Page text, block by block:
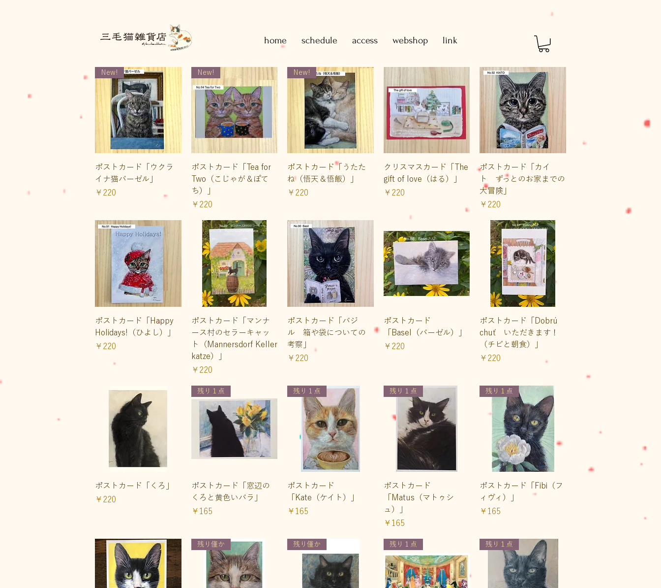
home schedule access webshop link
クイックビュー
New!
ポストカード「ウクラ
イナ猫バーゼル」
価格
￥220
クイックビュー
New!
ポストカード「Tea for
Two（こじゃが＆ぽて
ち）」
価格
￥220
クイックビュー
New!
ポストカード「うたた
ね（悟天＆悟飯）」
価格
￥220
クイックビュー
クリスマスカード「The
gift of love（はる）」
価格
￥220
クイックビュー
ポストカード「カイ
ト ずっとのお家までの
大冒険」
価格
￥220
クイックビュー
ポストカード「Happy
Holidays!（ひよし）」
価格
￥220
クイックビュー
ポストカード「マンナ
ース村のセラーキャッ
ト（Mannersdorf Keller
katze）」
価格
￥220
クイックビュー
ポストカード「バジ
ル 箱や袋についての
考察」
価格
￥220
クイックビュー
ポストカード
「Basel（バーゼル）」
価格
￥220
クイックビュー
ポストカード「Dobrú
chuť いただきます！
（チビと朝食）」
価格
￥220
クイックビュー
ポストカード「くろ」
価格
￥220
クイックビュー
残り１点
ポストカード「窓辺の
くろと黄色いバラ」
価格
￥165
クイックビュー
残り１点
ポストカード
「Kate（ケイト）」
価格
￥165
クイックビュー
残り１点
ポストカード
「Matus（マトゥシ
ュ）」
価格
￥165
クイックビュー
残り１点
ポストカード「Fibi（フ
ィヴィ）」
価格
￥165
残り僅か 残り僅か 残り１点 残り１点